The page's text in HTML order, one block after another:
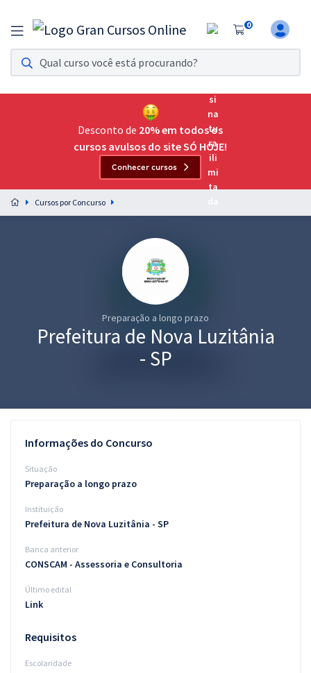
0
Assinatura Ilimitada 11
Acesso a todos os cursos. Teste grátis por 7 dias!
Assinatura OAB Até Passar
Acesso ilimitado a toda preparação para o Exame da
Preparação completa e intensiva para as principais
residências em saúde do Brasil
Conteúdo gratuito
Blog
Desconto de 20% em todos os
cursos avulsos do site SÓ HOJE!
Conhecer cursos
Cursos por Concurso
Preparação a longo prazo
Prefeitura de Nova Luzitânia
- SP
Informações do Concurso
Situação
Preparação a longo prazo
Instituição
Prefeitura de Nova Luzitânia - SP
Banca anterior
CONSCAM - Assessoria e Consultoria
Último edital
Link
Requisitos
Escolaridade